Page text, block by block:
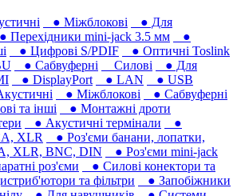
● Міжблокові
● Для
Перехідники mini-jack 3.5 мм
●
● Цифрові S/PDIF
● Оптичні Toslink
● Сабвуферні Силові
● Для
● DisplayPort ● LAN
● USB
● Міжблокові
● Сабвуферні
та інші
● Монтажні дроти
● Акустичні термінали
●
XLR
● Роз'єми банани, лопатки,
XLR, BNC, DIN
● Роз'єми mini-jack
роз'єми
● Силові конектори та
та фільтри
● Запобіжники